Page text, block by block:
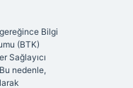
Bilgi
(BTK)
Sağlayıcı
nedenle,